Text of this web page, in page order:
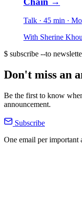
Talk · 45 min ·
With Sherine
$ subscribe --to
Don't miss an
Be the first to know
announcement.
Subscribe
One email per important